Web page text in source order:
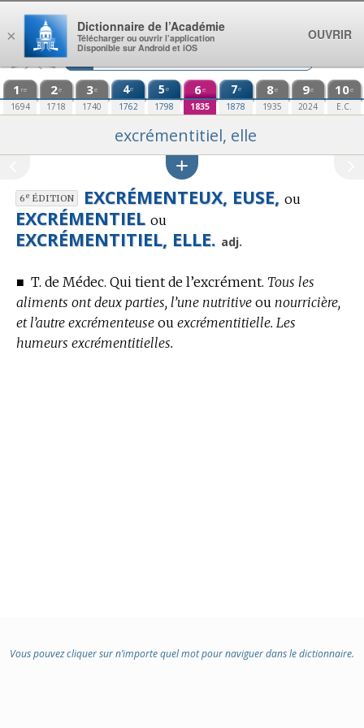
Aller au contenu
1 re
1694
2e
1718
3e
1740
4e
1762
5e
1798
6e
1835
7e
1878
8e
1935
9e
2024
10e
E.C.
excrémentitiel, elle
6eÉDITION EXCRÉMENTEUX, EUSE, ou
EXCRÉMENTIEL ou
EXCRÉMENTITIEL, ELLE. adj.
■ T. de Médec. Qui tient de l’excrément. Tous les
aliments ont deux parties, l’une nutritive ou nourricière,
et l’autre excrémenteuse ou excrémentitielle. Les
humeurs excrémentitielles.
Vous pouvez cliquer sur n’importe quel mot pour naviguer dans le dictionnaire.
×
Dictionnaire de l’Académie
Télécharger ou ouvrir l’application
Disponible sur Android et iOS
OUVRIR